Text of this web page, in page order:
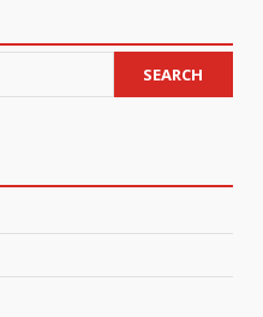
SEARCH